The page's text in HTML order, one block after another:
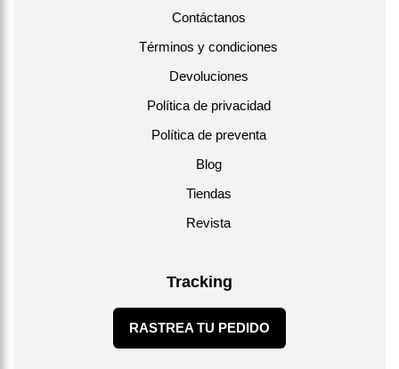
Contáctanos
Términos y condiciones
Devoluciones
Política de privacidad
Política de preventa
Blog
Tiendas
Revista
Tracking
RASTREA TU PEDIDO